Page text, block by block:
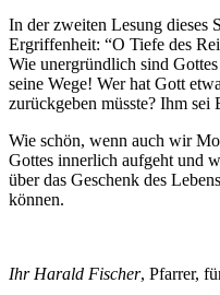
In der zweiten Lesung dieses
Ergriffenheit: “O Tiefe des
Wie unergründlich sind
seine Wege! Wer hat Gott
zurückgeben müsste? Ihm
Wie schön, wenn auch wir
Gottes innerlich aufgeht und
über das Geschenk des
können.
Ihr Harald Fischer, Pfarrer,